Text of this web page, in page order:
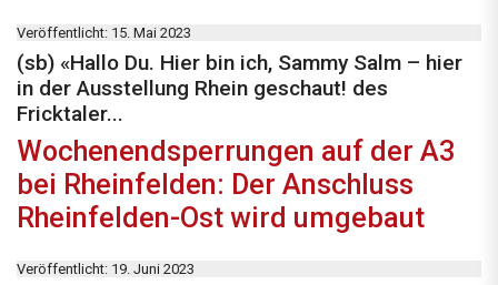
Veröffentlicht: 15. Mai 2023
(sb) «Hallo Du. Hier bin ich, Sammy Salm – hier
in der Ausstellung Rhein geschaut! des
Fricktaler...
Wochenendsperrungen auf der A3
bei Rheinfelden: Der Anschluss
Rheinfelden-Ost wird umgebaut
Veröffentlicht: 19. Juni 2023